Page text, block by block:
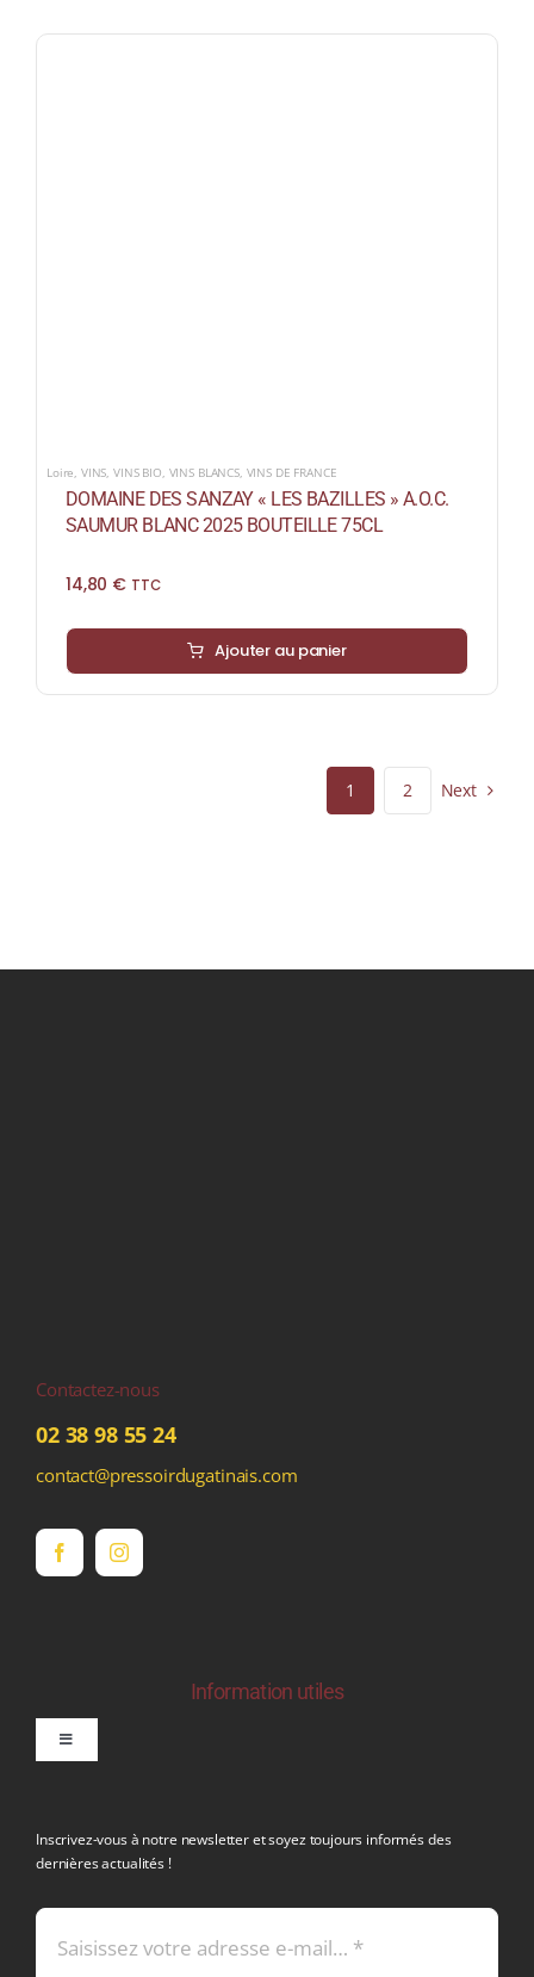
Loire VINS ,VINS BIO VINS BLANCS, VINS DE FRANCE
DOMAINE DES SANZAY « LES BAZILLES » A.O.C.
SAUMUR BLANC 2025 BOUTEILLE 75CL
14,80 € TTC
Ajouter au panier
1 2 Next
Contactez-nous
02 38 98 55 24
contact@pressoirdugatinais.com
Information utiles
Toggle
Mentions légales
Inscrivez-vous à notre newsletter et soyez toujours informés des
dernières actualités !